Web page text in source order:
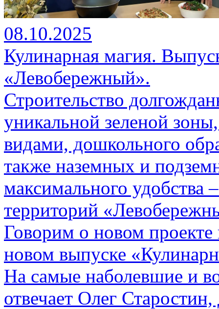
08.10.2025
Кулинарная магия.
«Левобережный».
Строительство
уникальной зеленой
видами, дошкольного
также наземных и
максимального удобства
территорий
Говорим о новом
новом выпуске
На самые наболевшие и
отвечает Олег